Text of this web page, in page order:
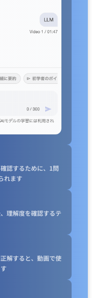
認するために、1問
れます
理解度を確認するテ
解すると、動画で使